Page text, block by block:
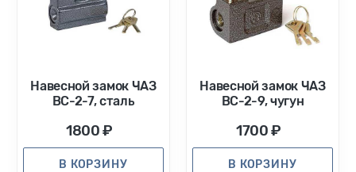
Навесной замок ЧАЗ
ВС-2-7, сталь
1800 ₽
В КОРЗИНУ
Навесной замок ЧАЗ
ВС-2-9, чугун
1700 ₽
В КОРЗИНУ